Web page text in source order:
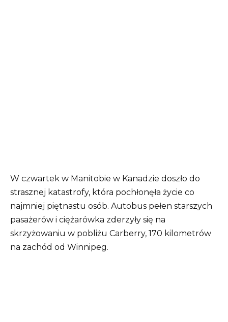
W czwartek w Manitobie w Kanadzie doszło do
strasznej katastrofy, która pochłonęła życie co
najmniej piętnastu osób. Autobus pełen starszych
pasażerów i ciężarówka zderzyły się na
skrzyżowaniu w pobliżu Carberry, 170 kilometrów
na zachód od Winnipeg.